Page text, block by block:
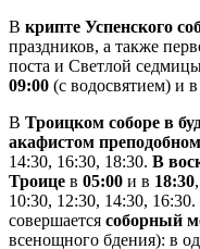
В крипте Успенского
праздников, а также
поста и Светлой
09:00 (с водосвятием) и в
В Троицком соборе в
акафистом
14:30, 16:30, 18:30. В
Троице в 05:00 и в 18:30,
10:30, 12:30, 14:30,
совершается соборный
всенощного бдения): в